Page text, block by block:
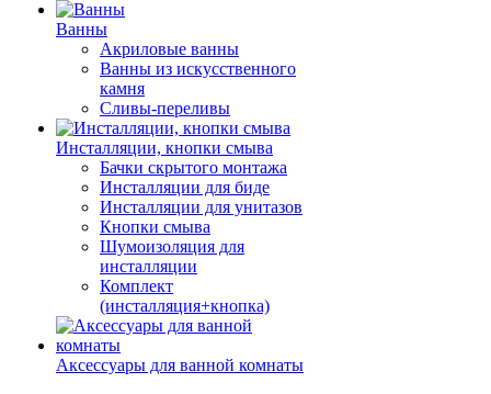
Ванны
Акриловые ванны
Ванны из искусственного
камня
Сливы-переливы
Инсталляции, кнопки смыва
Бачки скрытого монтажа
Инсталляции для биде
Инсталляции для унитазов
Кнопки смыва
Шумоизоляция для
инсталляции
Комплект
(инсталляция+кнопка)
Аксессуары для ванной комнаты